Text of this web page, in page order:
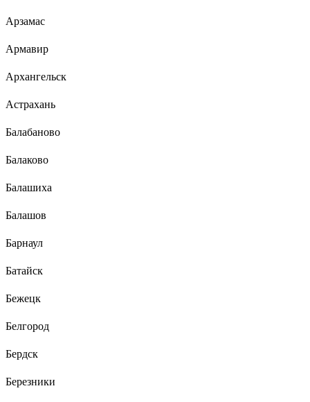
Арзамас
Армавир
Архангельск
Астрахань
Балабаново
Балаково
Балашиха
Балашов
Барнаул
Батайск
Бежецк
Белгород
Бердск
Березники